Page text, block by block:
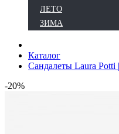
ЛЕТО
ЗИМА
Каталог
Сандалеты Laura Potti
-20%